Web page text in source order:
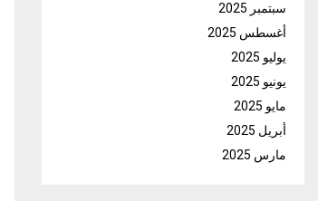
سبتمبر 2025
أغسطس 2025
يوليو 2025
يونيو 2025
مايو 2025
أبريل 2025
مارس 2025